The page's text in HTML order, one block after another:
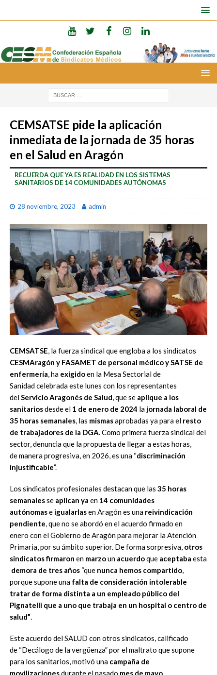
CEMSATSE pide la aplicación
inmediata de la jornada de 35 horas
en el Salud en Aragón
RECUERDA QUE YA ES REALIDAD EN LOS SISTEMAS
SANITARIOS DE 14 COMUNIDADES AUTÓNOMAS
28 noviembre, 2023 admin
CEMSATSE, la fuerza sindical que engloba a los sindicatos
CESMAragón y FASAMET de personal médico y SATSE de
enfermería, ha exigidoen la Mesa Sectorial de
Sanidad celebrada este lunes con los representantes
delServicio Aragonés de Salud, que se aplique a los
sanitariosdesde el 1 de enero de 2024 la jornada laboral de
35 horas semanales, las mismasaprobadas ya para el resto
de trabajadores de la DGA. Como primera fuerza sindical del
sector, denuncia que la propuesta de llegar a estas horas,
de manera progresiva, en 2026, es una “discriminación
injustificable”.
Los sindicatos profesionales destacan que las 35 horas
semanalesse aplican ya en 14 comunidades
autónomase igualarlasen Aragón es una reivindicación
pendiente, que no se abordó en el acuerdo firmado en
enero con el Gobierno de Aragón para mejorar la Atención
Primaria, por su ámbito superior. De forma sorpresiva, otros
sindicatosfirmaron en marzoun acuerdoque aceptaba esta
demora de tres años “que nunca hemos compartido,
porque supone una falta de consideración intolerable
tratar de forma distinta a un empleado público del
Pignatelli que a uno que trabaja en un hospital o centro de
salud”.
Este acuerdo del SALUD con otros sindicatos, calificado
de “Decálogo de la vergüenza” por el maltrato que supone
para los sanitarios, motivó una campaña de
movilizacionesdurante el pasado mes de mayo,